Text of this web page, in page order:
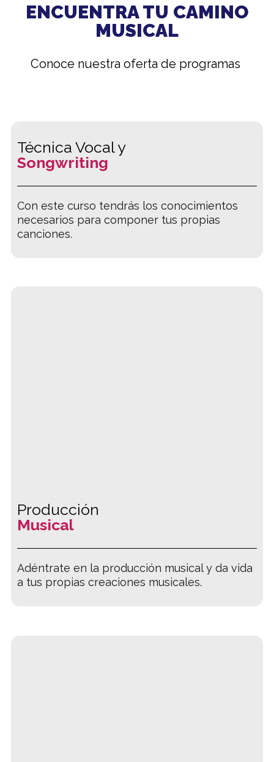
ENCUENTRA TU CAMINO
MUSICAL
Conoce nuestra oferta de programas
Técnica Vocal y
Songwriting
Con este curso tendrás los conocimientos
necesarios para componer tus propias
canciones.
Producción
Musical
Adéntrate en la producción musical y da vida
a tus propias creaciones musicales.